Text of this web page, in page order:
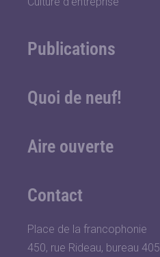
Publications
Quoi de neuf!
Aire ouverte
Contact
Place de la francophonie
450, rue Rideau, bureau 405